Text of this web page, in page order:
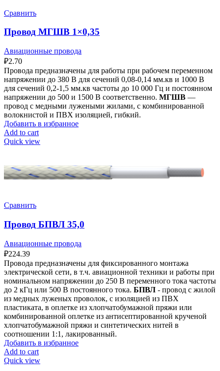
Сравнить
Провод МГШВ 1×0,35
Авиационные провода
₽2.70
Провода предназначены для работы при рабочем переменном
напряжении до 380 В для сечений 0,08-0,14 мм.кв и 1000 В
для сечений 0,2-1,5 мм.кв частоты до 10 000 Гц и постоянном
напряжении до 500 и 1500 В соответственно. МГШВ —
провод с медными лужеными жилами, с комбинированной
волокнистой и ПВХ изоляцией, гибкий.
Добавить в избранное
Add to cart
Quick view
Сравнить
Провод БПВЛ 35,0
Авиационные провода
₽224.39
Провода предназначены для фиксированного монтажа
электрической сети, в т.ч. авиационной техники и работы при
номинальном напряжении до 250 В переменного тока частоты
до 2 кГц или 500 В постоянного тока. БПВЛ - провод с жилой
из медных луженых проволок, с изоляцией из ПВХ
пластиката, в оплетке из хлопчатобумажной пряжи или
комбинированной оплетке из антисептированной крученой
хлопчатобумажной пряжи и синтетических нитей в
соотношении 1:1, лакированный.
Добавить в избранное
Add to cart
Quick view